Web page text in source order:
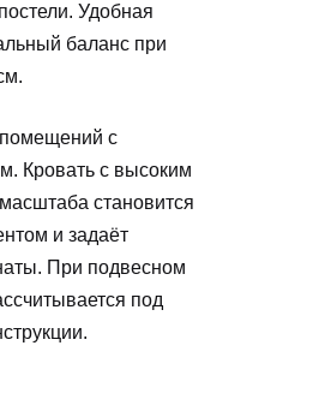
Удобная
баланс при
с
Кровать с высоким
становится
и задаёт
При подвесном
под